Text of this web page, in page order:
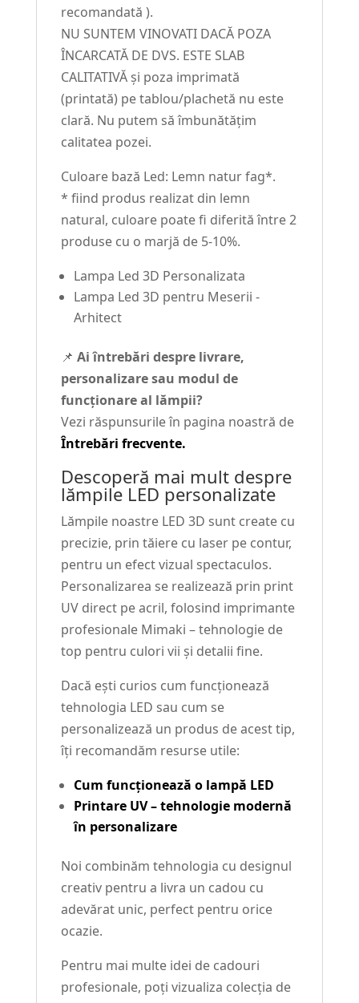
recomandată ).
NU SUNTEM VINOVATI DACĂ POZA
ÎNCARCATĂ DE DVS. ESTE SLAB
CALITATIVĂ și poza imprimată
(printată) pe tablou/plachetă nu este
clară. Nu putem să îmbunătățim
calitatea pozei.
Culoare bază Led: Lemn natur fag*.
* fiind produs realizat din lemn
natural, culoare poate fi diferită între 2
produse cu o marjă de 5-10%.
Lampa Led 3D Personalizata
Lampa Led 3D pentru Meserii -
Arhitect
📌 Ai întrebări despre livrare,
personalizare sau modul de
funcționare al lămpii?
Vezi răspunsurile în pagina noastră de
Întrebări frecvente.
Descoperă mai mult despre
lămpile LED personalizate
Lămpile noastre LED 3D sunt create cu
precizie, prin tăiere cu laser pe contur,
pentru un efect vizual spectaculos.
Personalizarea se realizează prin print
UV direct pe acril, folosind imprimante
profesionale Mimaki – tehnologie de
top pentru culori vii și detalii fine.
Dacă ești curios cum funcționează
tehnologia LED sau cum se
personalizează un produs de acest tip,
îți recomandăm resurse utile:
Cum funcționează o lampă LED
Printare UV – tehnologie modernă
în personalizare
Noi combinăm tehnologia cu designul
creativ pentru a livra un cadou cu
adevărat unic, perfect pentru orice
ocazie.
Pentru mai multe idei de cadouri
profesionale, poți vizualiza colecția de